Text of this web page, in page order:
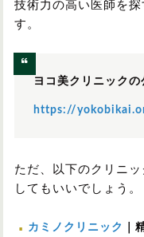
技術力の高い医師を
す。
ヨコ美クリニックの
https://
ただ、以下のクリニ
してもいいでしょう。
カミノクリニック ｜